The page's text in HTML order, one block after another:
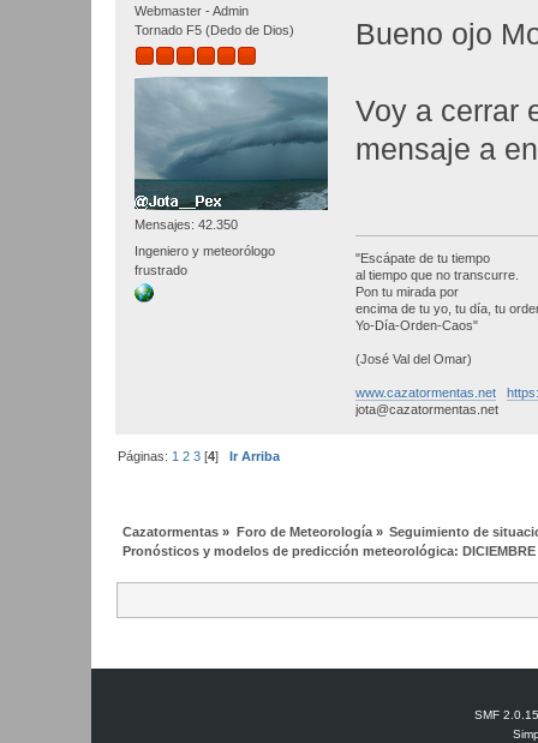
Webmaster - Admin
Tornado F5 (Dedo de Dios)
Mensajes: 42.350
Ingeniero y meteorólogo
frustrado
Bueno ojo
Voy a cerrar
mensaje a
"Escápate de tu tiempo
al tiempo que no transcurre.
Pon tu mirada por
encima de tu yo, tu día, tu
Yo-Día-Orden-Caos"
(José Val del Omar)
www.cazatormentas.net
jota@cazatormentas.net
Páginas: 1 2 3 [4]Ir Arriba
Cazatormentas » Foro de Meteorología» Seguimiento de
Pronósticos y modelos de predicción meteorológica: DICIEMBRE
SMF 2.0.15